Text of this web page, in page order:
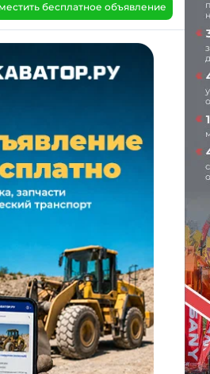
бесплатное объявление